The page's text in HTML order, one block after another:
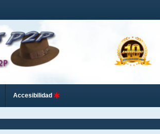
Accesibilidad